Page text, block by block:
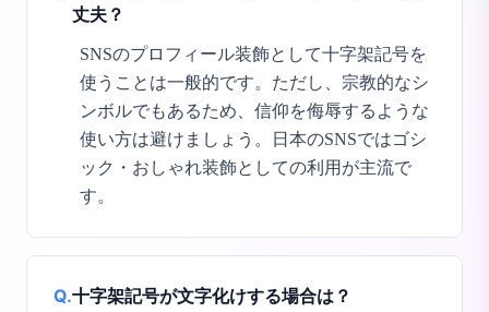
丈夫？
SNSのプロフィール装飾として十字架記号を
使うことは一般的です。ただし、宗教的なシ
ンボルでもあるため、信仰を侮辱するような
使い方は避けましょう。日本のSNSではゴシ
ック・おしゃれ装飾としての利用が主流で
す。
Q.十字架記号が文字化けする場合は？